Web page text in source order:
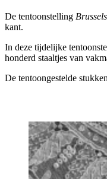
De tentoonstelling
kant.
In deze tijdelijke
honderd staaltjes van
De tentoongestelde